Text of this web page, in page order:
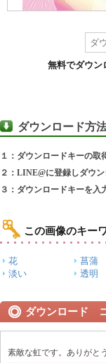
無料でダウン
ダウンロード方
１：ダウンロードキーの取
２：LINE@に登録しダウ
３：ダウンロードキーを入
この画像のキー
花 菖蒲
淡い
透明
ダウンロード
素敵な虹です。ありがと